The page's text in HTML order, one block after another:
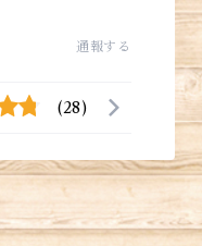
通報する
(28)